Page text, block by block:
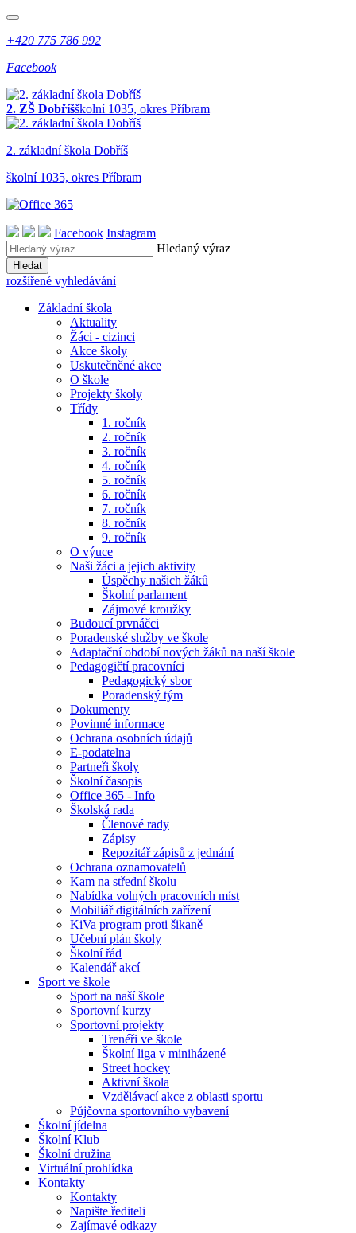
+420 775 786 992
Facebook
2. ZŠ Dobříšškolní 1035, okres Příbram
2. základníškola Dobříš
školní 1035, okres Příbram
Facebook Instagram
Hledaný výraz
Hledat
rozšířené vyhledávání
Základní škola
Aktuality
Žáci - cizinci
Akce školy
Uskutečněné akce
O škole
Projekty školy
Třídy
1. ročník
2. ročník
3. ročník
4. ročník
5. ročník
6. ročník
7. ročník
8. ročník
9. ročník
O výuce
Naši žáci a jejich aktivity
Úspěchy našich žáků
Školní parlament
Zájmové kroužky
Budoucí prvnáčci
Poradenské služby ve škole
Adaptační období nových žáků na naší škole
Pedagogičtí pracovníci
Pedagogický sbor
Poradenský tým
Dokumenty
Povinné informace
Ochrana osobních údajů
E-podatelna
Partneři školy
Školní časopis
Office 365 - Info
Školská rada
Členové rady
Zápisy
Repozitář zápisů z jednání
Ochrana oznamovatelů
Kam na střední školu
Nabídka volných pracovních míst
Mobiliář digitálních zařízení
KiVa program proti šikaně
Učební plán školy
Školní řád
Kalendář akcí
Sport ve škole
Sport na naší škole
Sportovní kurzy
Sportovní projekty
Trenéři ve škole
Školní liga v miniházené
Street hockey
Aktivní škola
Vzdělávací akce z oblasti sportu
Půjčovna sportovního vybavení
Školní jídelna
Školní Klub
Školní družina
Virtuální prohlídka
Kontakty
Kontakty
Napište řediteli
Zajímavé odkazy